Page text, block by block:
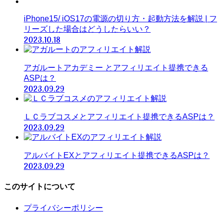
iPhone15/ iOS17の電源の切り方・起動方法を解説 | フ
リーズした場合はどうしたらいい？
2023.10.18
アガルートアカデミー とアフィリエイト提携できる
ASPは？
2023.09.29
ＬＣラブコスメとアフィリエイト提携できるASPは？
2023.09.29
アルバイトEXとアフィリエイト提携できるASPは？
2023.09.29
このサイトについて
プライバシーポリシー